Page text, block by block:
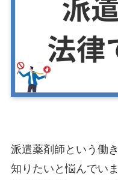
派遣薬剤師という働
知りたいと悩んでい